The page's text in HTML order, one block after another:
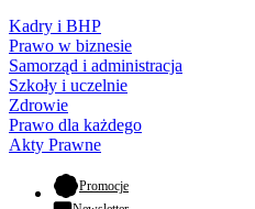
Kadry i BHP
Prawo w biznesie
Samorząd i administracja
Szkoły i uczelnie
Zdrowie
Prawo dla każdego
Akty Prawne
Promocje- otwiera się w nowej